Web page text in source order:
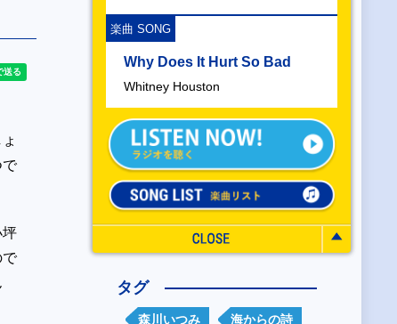
楽曲 SONG
Why Does It Hurt So Bad
Whitney Houston
で
タグ
森川いつみ 海からの詩